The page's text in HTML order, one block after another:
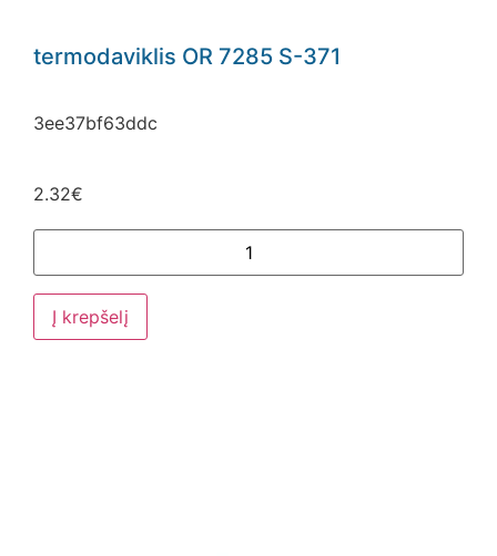
termodaviklis OR 7285 S-371
3ee37bf63ddc
2.32€
Į krepšelį